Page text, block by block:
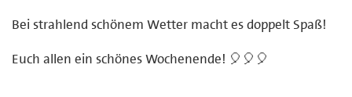
Bei strahlend schönem Wetter macht es doppelt Spaß!
Euch allen ein schönes Wochenende! 🎈🎈🎈